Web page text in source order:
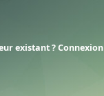
existant ? Connexion